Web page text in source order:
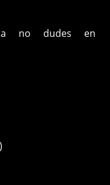
no dudes en